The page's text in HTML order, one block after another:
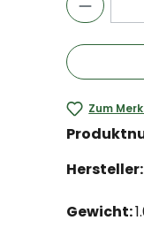
Zum
Hersteller:
Gewicht: